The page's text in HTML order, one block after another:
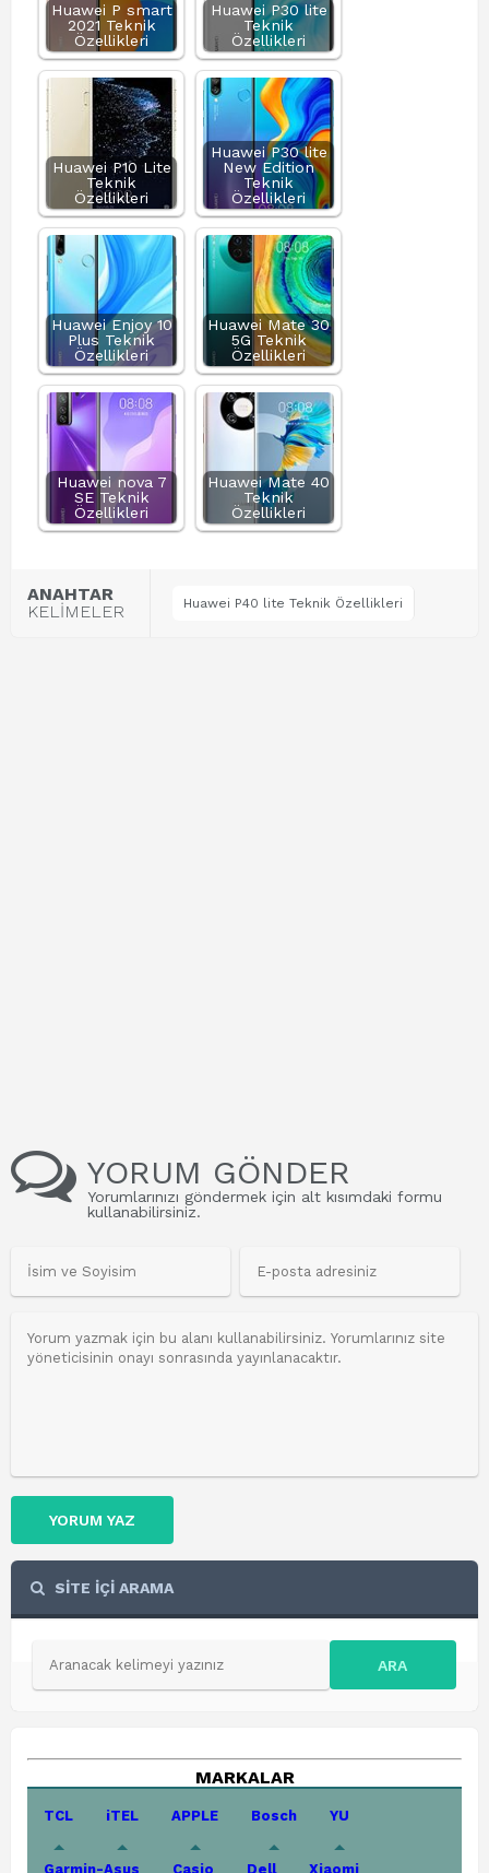
Huawei P smart
2021 Teknik
Özellikleri
Huawei P30 lite
Teknik
Özellikleri
Huawei P10 Lite
Teknik
Özellikleri
Huawei P30 lite
New Edition
Teknik
Özellikleri
Huawei Enjoy 10
Plus Teknik
Özellikleri
Huawei Mate 30
5G Teknik
Özellikleri
Huawei nova 7
SE Teknik
Özellikleri
Huawei Mate 40
Teknik
Özellikleri
ANAHTAR
KELİMELER
Huawei P40 lite Teknik Özellikleri
YORUM GÖNDER
Yorumlarınızı göndermek için alt kısımdaki formu
kullanabilirsiniz.
YORUM YAZ
SİTE İÇİ ARAMA
ARA
MARKALAR
TCL iTEL APPLE Bosch YU
Garmin-Asus Casio Dell Xiaomi